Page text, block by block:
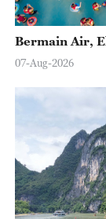
Bermain Air,
07-Aug-2026